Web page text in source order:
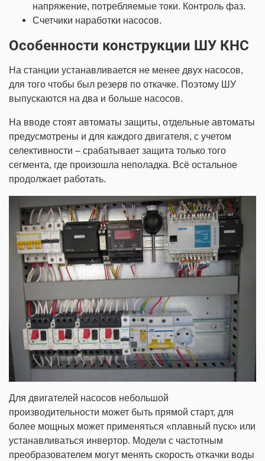
напряжение, потребляемые токи. Контроль фаз.
Счетчики наработки насосов.
Особенности конструкции ШУ КНС
На станции устанавливается не менее двух насосов,
для того чтобы был резерв по откачке. Поэтому ШУ
выпускаются на два и больше насосов.
На вводе стоят автоматы защиты, отдельные автоматы
предусмотрены и для каждого двигателя, с учетом
селективности – срабатывает защита только того
сегмента, где произошла неполадка. Всё остальное
продолжает работать.
Для двигателей насосов небольшой
производительности может быть прямой старт, для
более мощных может применяться «плавный пуск» или
устанавливаться инвертор. Модели с частотным
преобразователем могут менять скорость откачки воды